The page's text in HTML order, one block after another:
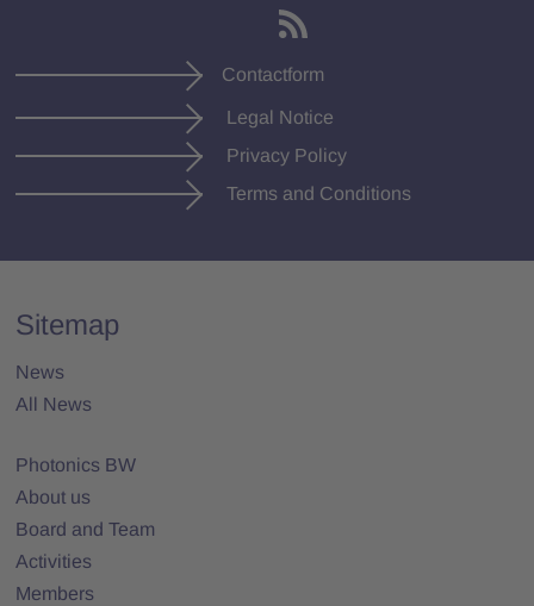
Contactform
Legal Notice
Privacy Policy
Terms and Conditions
Sitemap
News
All News
Photonics BW
About us
Board and Team
Activities
Members